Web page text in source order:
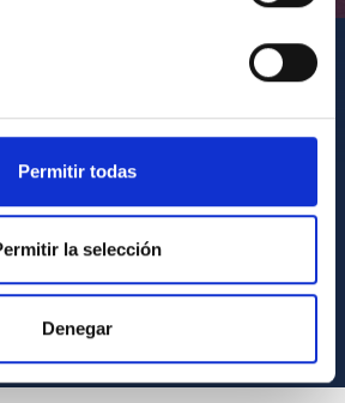
Permitir todas
la selección
Denegar
de Canarias al IACTEC